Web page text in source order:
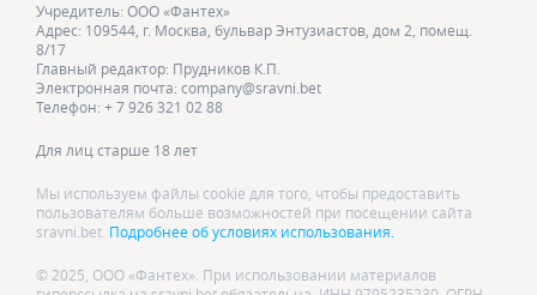
Учредитель: ООО «Фантех»
Адрес: 109544, г. Москва, бульвар Энтузиастов, дом 2, помещ.
8/17
Главный редактор: Прудников К.П.
Электронная почта: company@sravni.bet
Телефон: + 7 926 321 02 88
Для лиц старше 18 лет
Мы используем файлы cookie для того, чтобы предоставить
пользователям больше возможностей при посещении сайта
sravni.bet. Подробнее об условиях использования.
© 2025, ООО «Фантех». При использовании материалов